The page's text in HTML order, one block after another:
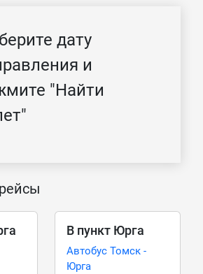
дату
и
"Найти
В пункт Юрга
Автобус Томск -
Юрга